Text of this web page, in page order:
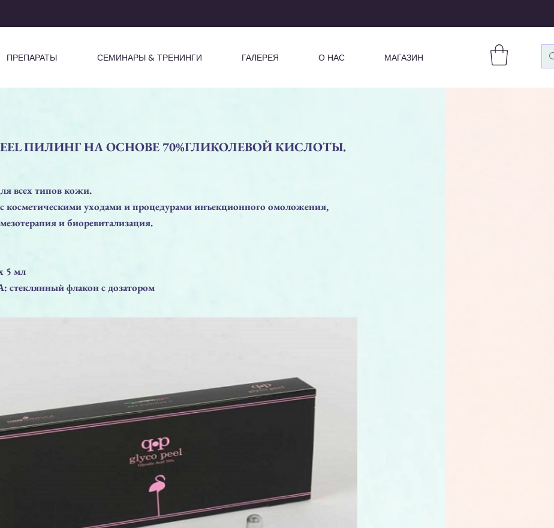
ПРЕПАРАТЫ СЕМИНАРЫ & ТРЕНИНГИ ГАЛЕРЕЯ О НАС МАГАЗИН
ПИЛИНГ НА ОСНОВЕ 70%ГЛИКОЛЕВОЙ КИСЛОТЫ.
всех типов кожи.
с косметическими уходами и процедурами инъекционного омоложения,
и биоревитализация.
5 мл
флакон с дозатором